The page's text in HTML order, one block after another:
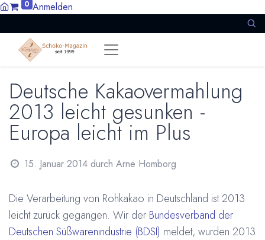
0 Anmelden
Deutsche Kakaovermahlung
2013 leicht gesunken -
Europa leicht im Plus
15. Januar 2014 durch Arne Homborg
Die Verarbeitung von Rohkakao in Deutschland ist 2013
leicht zurück gegangen. Wir der Bundesverband der
Deutschen Süßwarenindustrie (BDSI) meldet, wurden 2013